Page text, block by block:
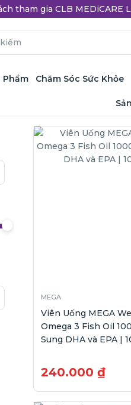
tham gia CLB MEDiCARE
Phẩm Chăm Sóc Sức Khỏe
MEGA
Viên Uống MEGA
Omega 3 Fish Oil
Sung DHA và EPA |
240.000 ₫